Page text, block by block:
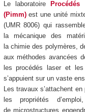
Le laboratoire
(Pimm)est une unité
(UMR 8006) qui
la mécanique des
la chimie des polymères,
aux méthodes avancées
les procédés laser et
s’appuient sur un vaste
Les travaux s’attachent
les propriétés
de microstructures